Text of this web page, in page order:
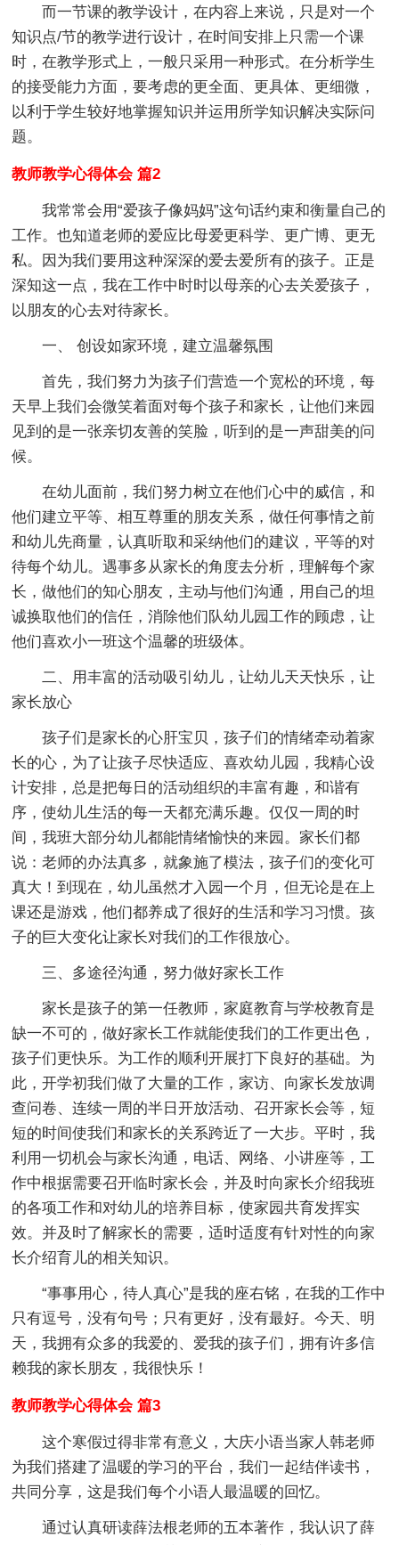
而一节课的教学设计，在内容上来说，只是对一个
知识点/节的教学进行设计，在时间安排上只需一个课
时，在教学形式上，一般只采用一种形式。在分析学生
的接受能力方面，要考虑的更全面、更具体、更细微，
以利于学生较好地掌握知识并运用所学知识解决实际问
题。
教师教学心得体会 篇2
我常常会用“爱孩子像妈妈”这句话约束和衡量自己的
工作。也知道老师的爱应比母爱更科学、更广博、更无
私。因为我们要用这种深深的爱去爱所有的孩子。正是
深知这一点，我在工作中时时以母亲的心去关爱孩子，
以朋友的心去对待家长。
一、 创设如家环境，建立温馨氛围
首先，我们努力为孩子们营造一个宽松的环境，每
天早上我们会微笑着面对每个孩子和家长，让他们来园
见到的是一张亲切友善的笑脸，听到的是一声甜美的问
候。
在幼儿面前，我们努力树立在他们心中的威信，和
他们建立平等、相互尊重的朋友关系，做任何事情之前
和幼儿先商量，认真听取和采纳他们的建议，平等的对
待每个幼儿。遇事多从家长的角度去分析，理解每个家
长，做他们的知心朋友，主动与他们沟通，用自己的坦
诚换取他们的信任，消除他们队幼儿园工作的顾虑，让
他们喜欢小一班这个温馨的班级体。
二、用丰富的活动吸引幼儿，让幼儿天天快乐，让
家长放心
孩子们是家长的心肝宝贝，孩子们的情绪牵动着家
长的心，为了让孩子尽快适应、喜欢幼儿园，我精心设
计安排，总是把每日的活动组织的丰富有趣，和谐有
序，使幼儿生活的每一天都充满乐趣。仅仅一周的时
间，我班大部分幼儿都能情绪愉快的来园。家长们都
说：老师的办法真多，就象施了模法，孩子们的变化可
真大！到现在，幼儿虽然才入园一个月，但无论是在上
课还是游戏，他们都养成了很好的生活和学习习惯。孩
子的巨大变化让家长对我们的工作很放心。
三、多途径沟通，努力做好家长工作
家长是孩子的第一任教师，家庭教育与学校教育是
缺一不可的，做好家长工作就能使我们的工作更出色，
孩子们更快乐。为工作的顺利开展打下良好的基础。为
此，开学初我们做了大量的工作，家访、向家长发放调
查问卷、连续一周的半日开放活动、召开家长会等，短
短的时间使我们和家长的关系跨近了一大步。平时，我
利用一切机会与家长沟通，电话、网络、小讲座等，工
作中根据需要召开临时家长会，并及时向家长介绍我班
的各项工作和对幼儿的培养目标，使家园共育发挥实
效。并及时了解家长的需要，适时适度有针对性的向家
长介绍育儿的相关知识。
“事事用心，待人真心”是我的座右铭，在我的工作中
只有逗号，没有句号；只有更好，没有最好。今天、明
天，我拥有众多的我爱的、爱我的孩子们，拥有许多信
赖我的家长朋友，我很快乐！
教师教学心得体会 篇3
这个寒假过得非常有意义，大庆小语当家人韩老师
为我们搭建了温暖的学习的平台，我们一起结伴读书，
共同分享，这是我们每个小语人最温暖的回忆。
通过认真研读薛法根老师的五本著作，我认识了薛